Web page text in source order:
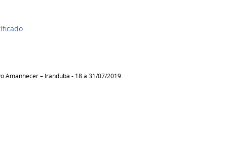
Amanhecer – Iranduba - 18 a 31/07/2019.